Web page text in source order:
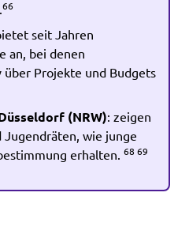
66
seit Jahren
an, bei denen
Projekte und Budgets
(NRW): zeigen
wie junge
erhalten. 68 69